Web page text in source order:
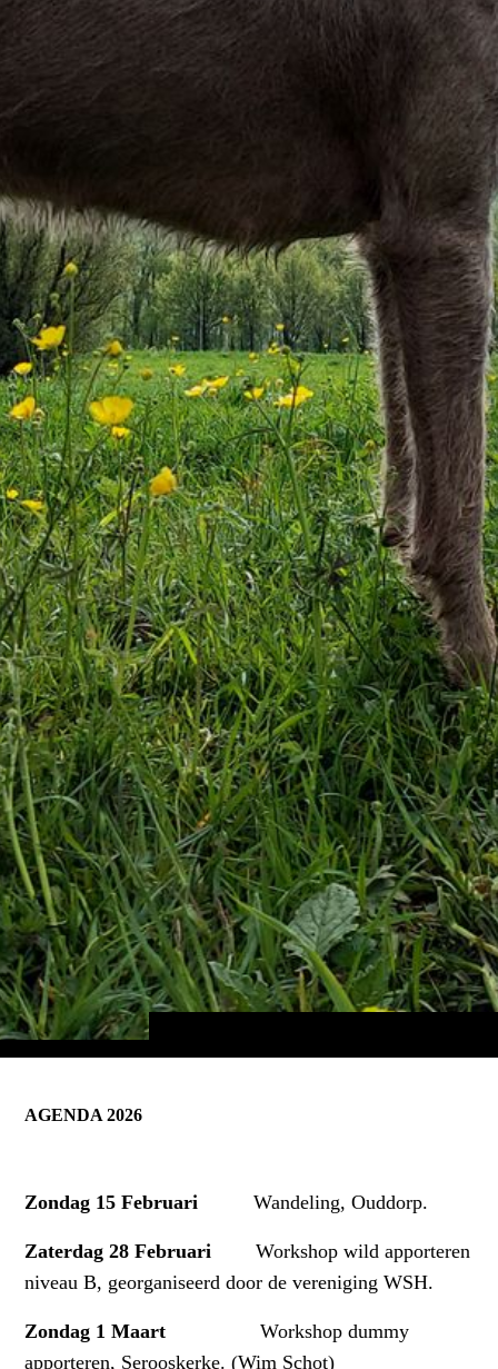
AGENDA 2026
Zondag 15 Februari Wandeling, Ouddorp.
Zaterdag 28 FebruariWorkshop wild apporteren
niveau B, georganiseerd door de vereniging WSH.
Zondag 1 Maart
Workshop dummy
apporteren, Serooskerke. (Wim Schot)